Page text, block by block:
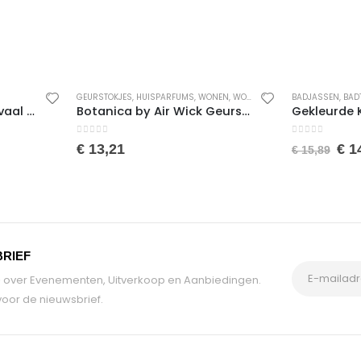
Bonny Home Shems Ovaal Badmat – Antislip Badmat – Kanten Badmat – 2 stuks – Klein en Groot – Grijs
GEURSTOKJES, HUISPARFUMS, WONEN, WOONACCESSOIRES
Botanica by Air Wick Geurstokjes – Caribische Vetiver & Sandelhout
0van de 5
€ 13,21
BADJASSEN,
van de 5
€15,89 €
Evenementen, Uitverkoop en Aanbiedingen.
de nieuwsbrief.